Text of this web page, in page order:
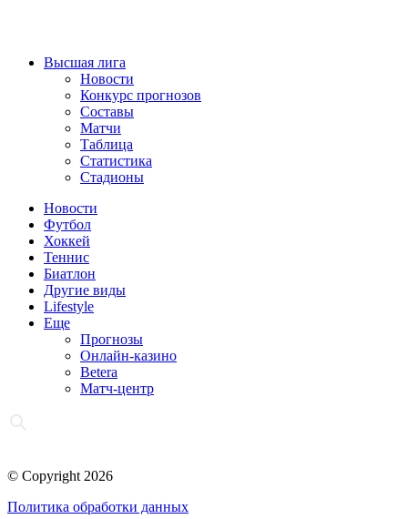
Высшая лига
Новости
Конкурс прогнозов
Составы
Матчи
Таблица
Статистика
Стадионы
Новости
Футбол
Хоккей
Теннис
Биатлон
Другие виды
Lifestyle
Еще
Прогнозы
Онлайн-казино
Betera
Матч-центр
© Copyright 2026
Политика обработки данных